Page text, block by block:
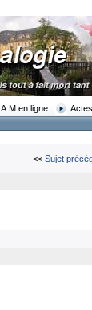
A.M en ligne
<< Sujet